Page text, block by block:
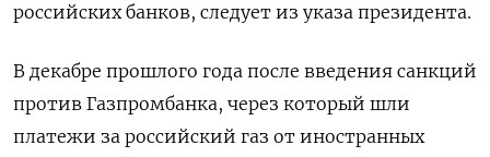
российских банков, следует из указа президента.
В декабре прошлого года после введения санкций
против Газпромбанка, через который шли
платежи за российский газ от иностранных